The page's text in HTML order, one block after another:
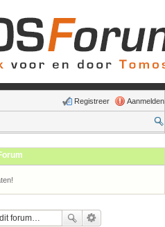
Aanmelden
Registreer